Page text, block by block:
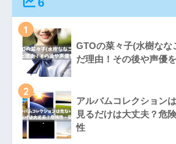
1
GTOの菜々子(水樹なな
だ理由！その後や声優
2
アルバムコレクション
見るだけは大丈夫？危
性